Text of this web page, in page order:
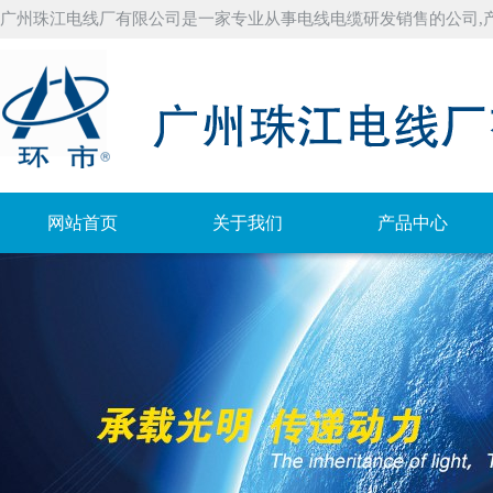
广州珠江电线厂有限公司是一家专业从事电线电缆研发销售的公司
网站首页 关于我们 产品中心